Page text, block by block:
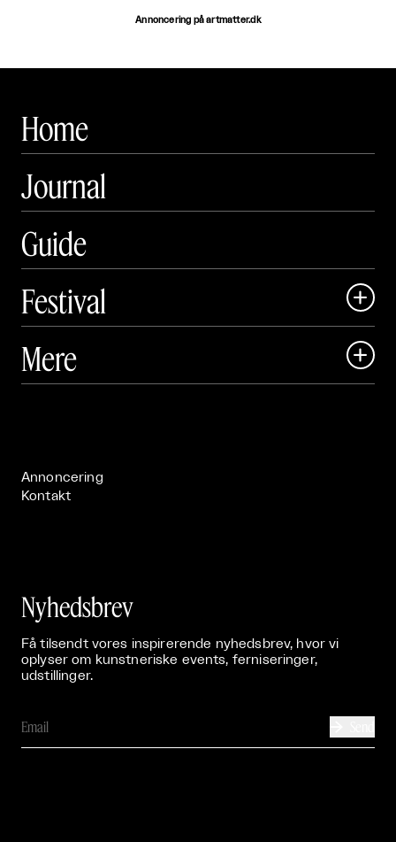
Annoncering på artmatter.dk
Home
Journal
Guide
Festival

 Art Matter Festival
Mere 
Annoncering
Kontakt
Nyhedsbrev
Få tilsendt vores inspirerende nyhedsbrev, hvor vi
oplyser om kunstneriske events, ferniseringer,
udstillinger.